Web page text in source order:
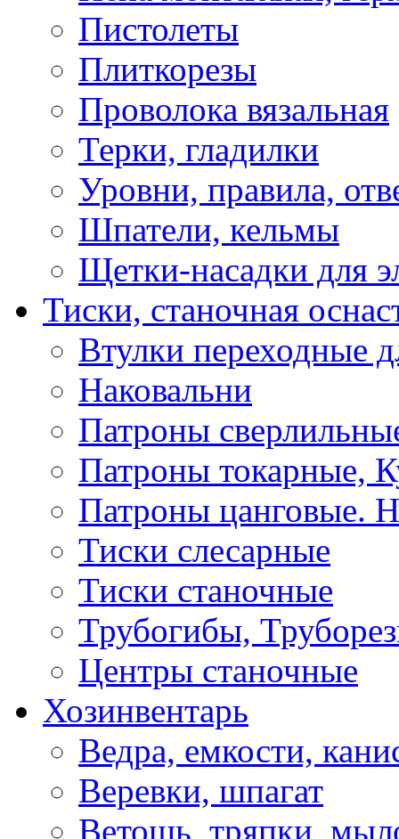
Пистолеты
Плиткорезы
Проволока вязальная
Терки, гладилки
Уровни, правила,
Шпатели, кельмы
Щетки-насадки для
Тиски, станочная
Втулки переходные
Наковальни
Патроны
Патроны токарные,
Патроны цанговые.
Тиски слесарные
Тиски станочные
Трубогибы,
Центры станочные
Хозинвентарь
Ведра, емкости,
Веревки, шпагат
Ветошь, тряпки,